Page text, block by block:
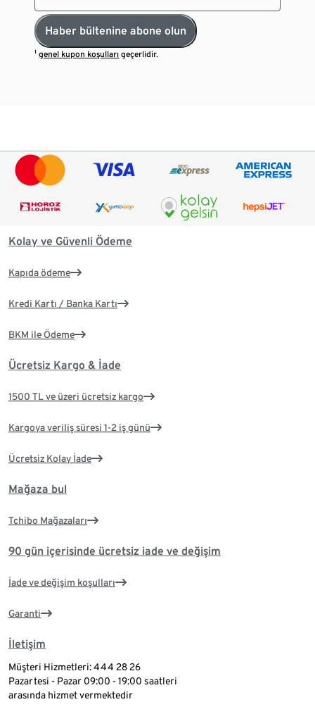
Haber bültenine abone olun
¹genel kupon koşulları geçerlidir.
Kolay ve Güvenli Ödeme
Kapıda ödeme
Kredi Kartı / Banka Kartı
BKM ile Ödeme
Ücretsiz Kargo & İade
1500 TL ve üzeri ücretsiz kargo
Kargoya veriliş süresi 1-2 iş günü
Ücretsiz Kolay İade
Mağaza bul
Tchibo Mağazaları
90 gün içerisinde ücretsiz iade ve değişim
İade ve değişim koşulları
Garanti
İletişim
Müşteri Hizmetleri: 444 28 26
Pazartesi - Pazar 09:00 - 19:00 saatleri
arasında hizmet vermektedir